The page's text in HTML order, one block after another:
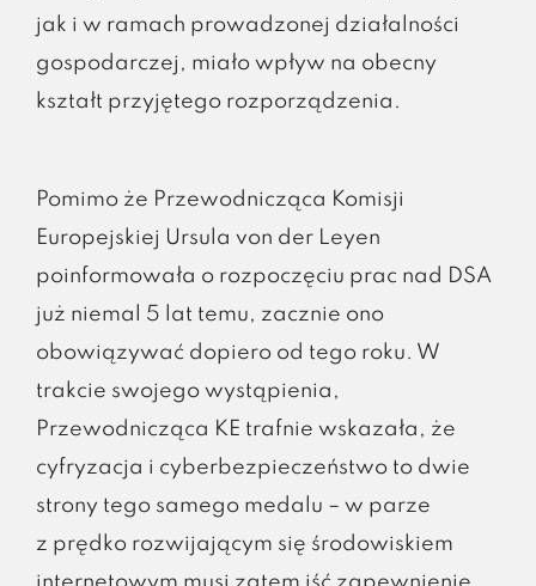
jak i w ramach prowadzonej działalności
gospodarczej, miało wpływ na obecny
kształt przyjętego rozporządzenia.
Pomimo że Przewodnicząca Komisji
Europejskiej Ursula von der Leyen
poinformowała o rozpoczęciu prac nad DSA
już niemal 5 lat temu, zacznie ono
obowiązywać dopiero od tego roku. W
trakcie swojego wystąpienia,
Przewodnicząca KE trafnie wskazała, że
cyfryzacja i cyberbezpieczeństwo to dwie
strony tego samego medalu – w parze
z prędko rozwijającym się środowiskiem